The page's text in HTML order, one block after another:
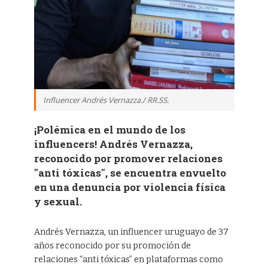
Influencer Andrés Vernazza./ RR.SS.
¡Polémica en el mundo de los
influencers! Andrés Vernazza,
reconocido por promover relaciones
"anti tóxicas", se encuentra envuelto
en una denuncia por violencia física
y sexual.
Andrés Vernazza, un influencer uruguayo de 37
años reconocido por su promoción de
relaciones “anti tóxicas” en plataformas como